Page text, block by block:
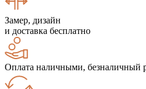
Замер, дизайн
и доставка бесплатно
Оплата наличными, безналичный